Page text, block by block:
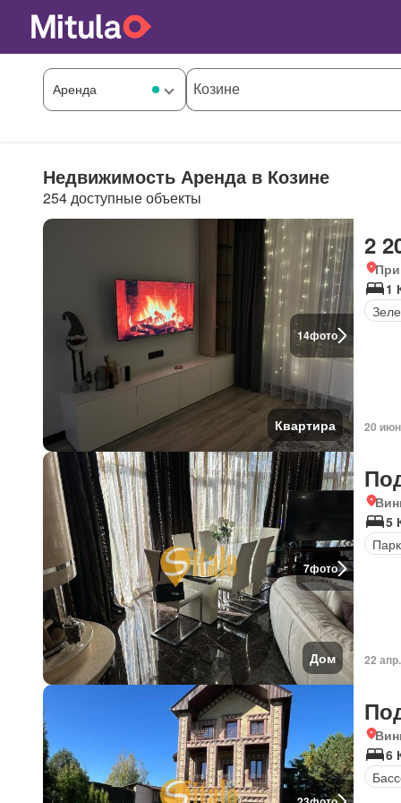
Недвижимость Аренда в Козине
254 доступные объекты
14фото
Квартира
2
1
20
7фото
Дом
5
22
6